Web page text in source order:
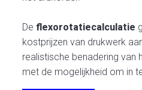
De flexorotatiecalculatie
kostprijzen van drukwerk
realistische benadering
met de mogelijkheid om in